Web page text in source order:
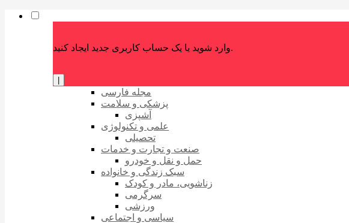
وارد شوید یا یک حساب کاربری جدید ایجاد کنید.
مجله فارسی
پزشکی و سلامت
آشپزی
علمی و تکنولوژی
تحصیلی
صنعت و تجارت و خدمات
حمل و نقل و خودرو
سبک زندگی و خانواده
زناشویی، مادر و کودک
سرگرمی
ورزشی
سیاسی و اجتماعی